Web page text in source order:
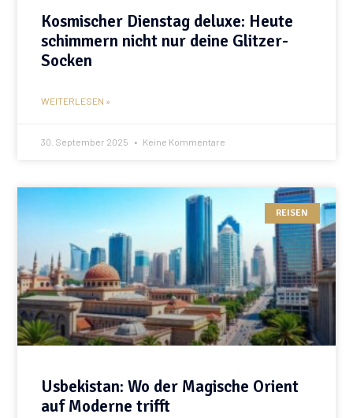
Kosmischer Dienstag deluxe: Heute
schimmern nicht nur deine Glitzer-
Socken
WEITERLESEN »
30. September 2025 Keine Kommentare
REISEN
Usbekistan: Wo der Magische Orient
auf Moderne trifft